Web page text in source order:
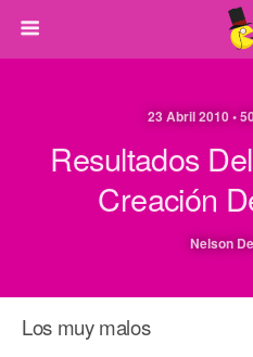
23 Abril 2010 •
Resultados
Creación
Nelson
Los muy malos